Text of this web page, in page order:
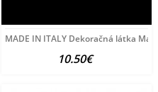
lúka, š. 140 cm Zelená
MADE IN ITALY Dekoračná látka
10.50€